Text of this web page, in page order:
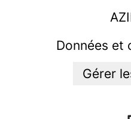
Données et
Gérer